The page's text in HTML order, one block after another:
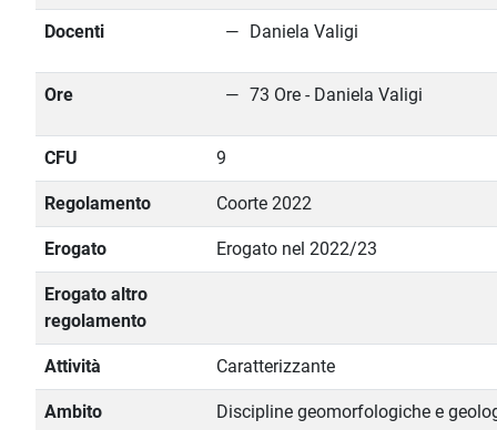
Docenti Daniela Valigi
Ore 73 Ore - Daniela Valigi
CFU 9
Regolamento Coorte 2022
Erogato Erogato nel 2022/23
Erogato altro
regolamento
Attività Caratterizzante
Ambito Discipline geomorfologiche e